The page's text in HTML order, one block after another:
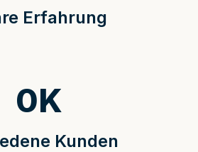
Erfahrung
Kunden
0K